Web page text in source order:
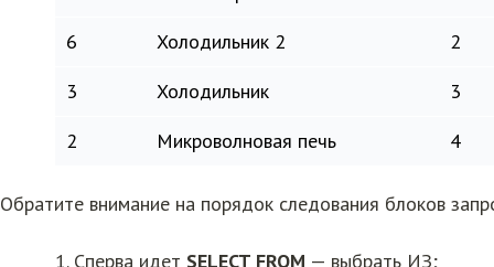
6
Холодильник 2
2
3
Холодильник
3
2
Микроволновая печь 4
Обратите внимание на порядок следования блоков
1. Сперва идет SELECT FROM — выбрать ИЗ;